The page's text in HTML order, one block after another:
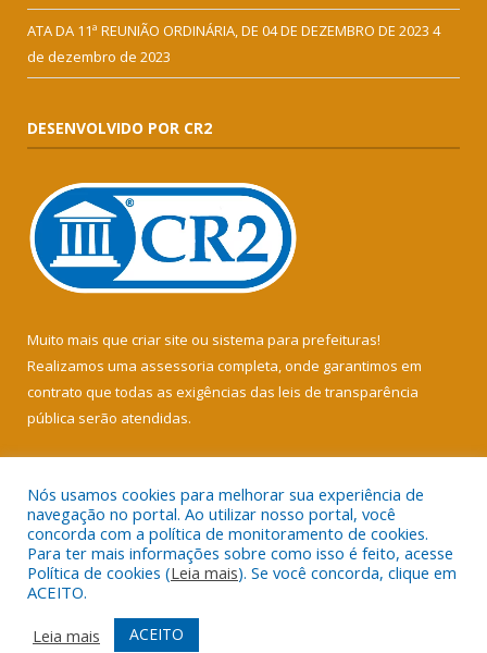
ATA DA 11ª REUNIÃO ORDINÁRIA, DE 04 DE DEZEMBRO DE 2023 4
de dezembro de 2023
DESENVOLVIDO POR CR2
Muito mais que criar site ou sistema para prefeituras!
Realizamos uma assessoria completa, onde garantimos em
contrato que todas as exigências das leis de transparência
pública serão atendidas.
Todos os direitos reservados a Câmara Municipal de Soure.
Mapa do Site
Acessar Área Administrativa
Nós usamos cookies para melhorar sua experiência de
navegação no portal. Ao utilizar nosso portal, você
concorda com a política de monitoramento de cookies.
Para ter mais informações sobre como isso é feito, acesse
Política de cookies (Leia mais). Se você concorda, clique em
ACEITO.
Leia mais
ACEITO